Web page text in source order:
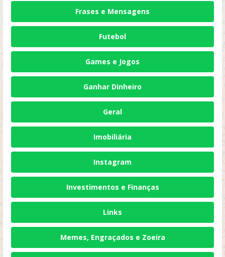
Frases e Mensagens
Futebol
Games e Jogos
Ganhar Dinheiro
Geral
Imobiliária
Instagram
Investimentos e Finanças
Links
Memes, Engraçados e Zoeira